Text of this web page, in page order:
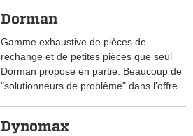
Dorman
Gamme exhaustive de pièces de
rechange et de petites pièces que seul
Dorman propose en partie. Beaucoup de
"solutionneurs de problème" dans l'offre.
Dynomax